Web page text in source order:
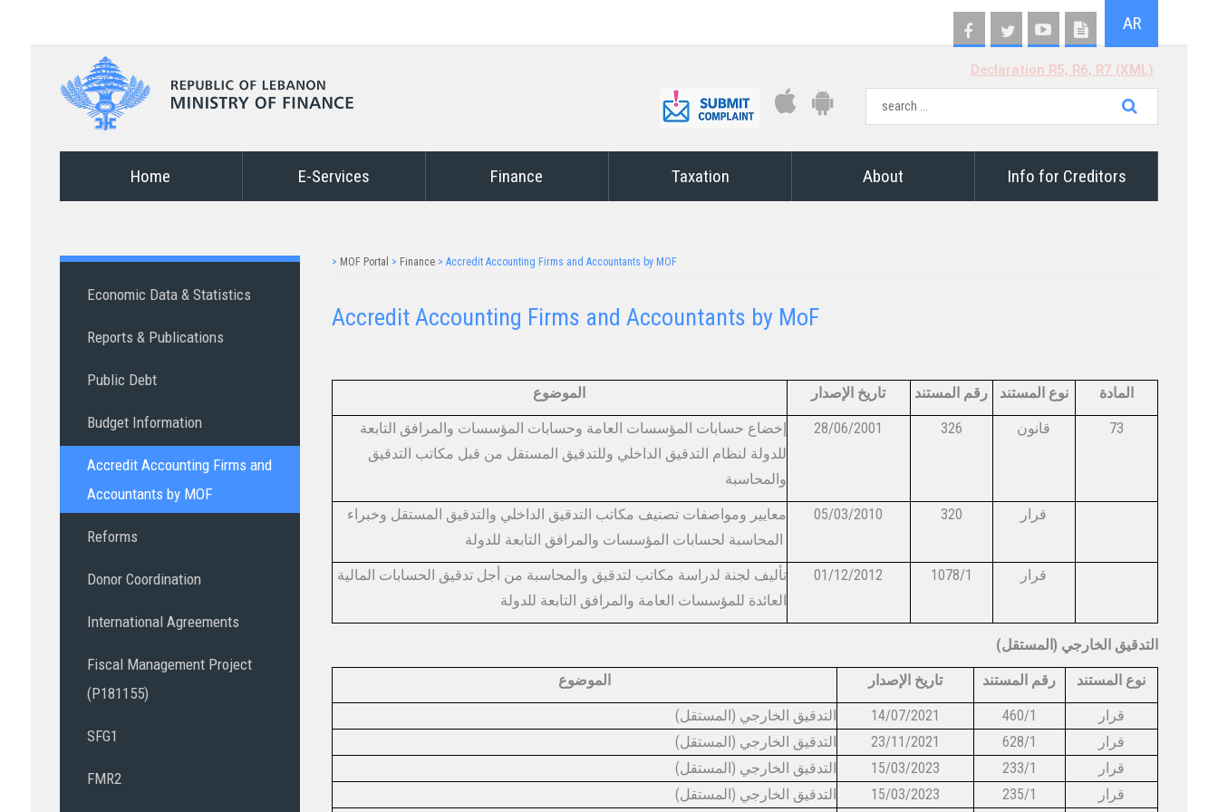
AR
Declaration R5, R6, R7 (XML)
Home E-Services Finance Taxation About Info for Creditors
Economic Data & Statistics
Reports & Publications
Public Debt
Budget Information
Accredit Accounting Firms and
Accountants by MOF
Reforms
Donor Coordination
International Agreements
Fiscal Management Project
(P181155)
SFG1
FMR2
> MOF Portal > Finance> Accredit Accounting Firms and Accountants by MOF
Accredit Accounting Firms and Accountants by MoF​​​​​​
الموضوع ​تاريخ الإصدار رقم المستند نوع المستند المادة
إخضاع حسابات المؤسسات العامة وحسابات المؤسسات والمرافق ​التابعة
للدولة لنظام التدقيق الداخلي وللتدقيق المستقل من قبل مكاتب التدقيق
والمحاسبة
28/06/2001 326 قانون 73
معايير ومواصفات تصنيف مكاتب التدقيق الداخلي والتدقيق المستقل وخبراء
05/03/2010 320 ق​​​رار
تأليف لجنة لدراسة مكاتب لتدقيق والمحاسبة من أجل تدقيق الحسابات المالية
العائدة للمؤسسات العامة والمرافق التابعة للدولة
01/12/2012 1078/1 قرار
(التدقيق الخارجي (المستقل
الموضوع تاريخ الإصدار رقم المستند نوع المستند
​14/07/2021 460/1​
قرار
23/11/2021​ 628/1​
قرار
​15/03/2023 233/1​
​15/03/2023 ​235/1 ​قرار